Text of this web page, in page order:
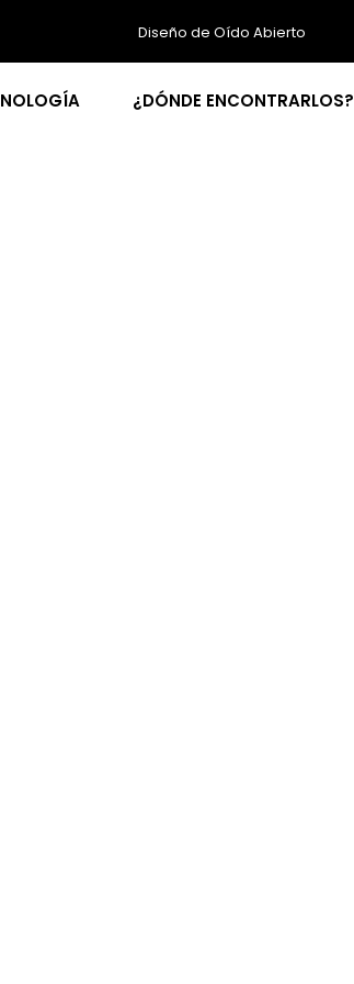
Diseño de Oído Abierto
¿DÓNDE ENCONTRARLOS?